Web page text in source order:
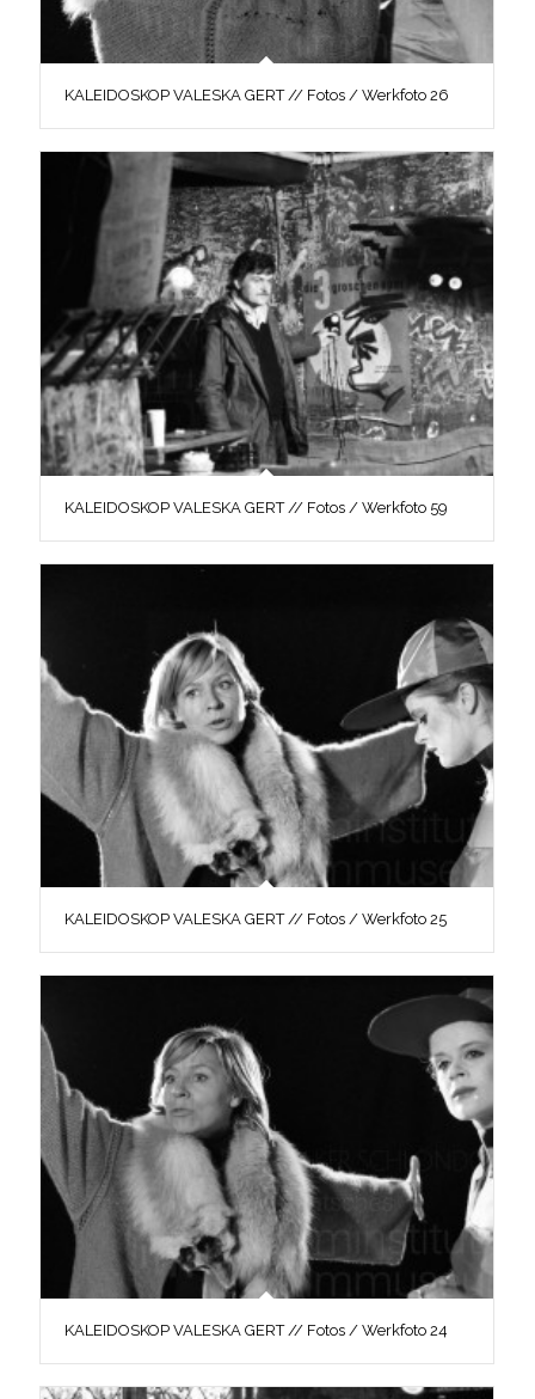
KALEIDOSKOP VALESKA GERT // Fotos / Werkfoto 26
KALEIDOSKOP VALESKA GERT // Fotos / Werkfoto 59
KALEIDOSKOP VALESKA GERT // Fotos / Werkfoto 25
KALEIDOSKOP VALESKA GERT // Fotos / Werkfoto 24